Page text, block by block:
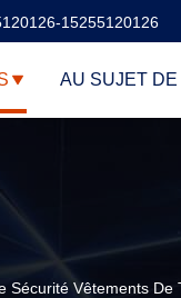
15255120126
AU SUJET DE
Sécurité Vêtements